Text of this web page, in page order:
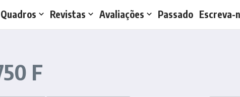
Quadros Revistas Avaliações Passado Escreva-
F